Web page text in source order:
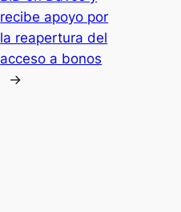
recibe apoyo por
la reapertura del
acceso a bonos
→